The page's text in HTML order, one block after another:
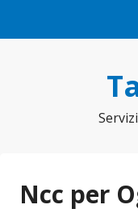
Ncc per